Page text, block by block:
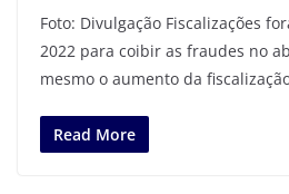
Foto: Divulgação Fiscalizações
2022 para coibir as fraudes no
mesmo o aumento da
Read More